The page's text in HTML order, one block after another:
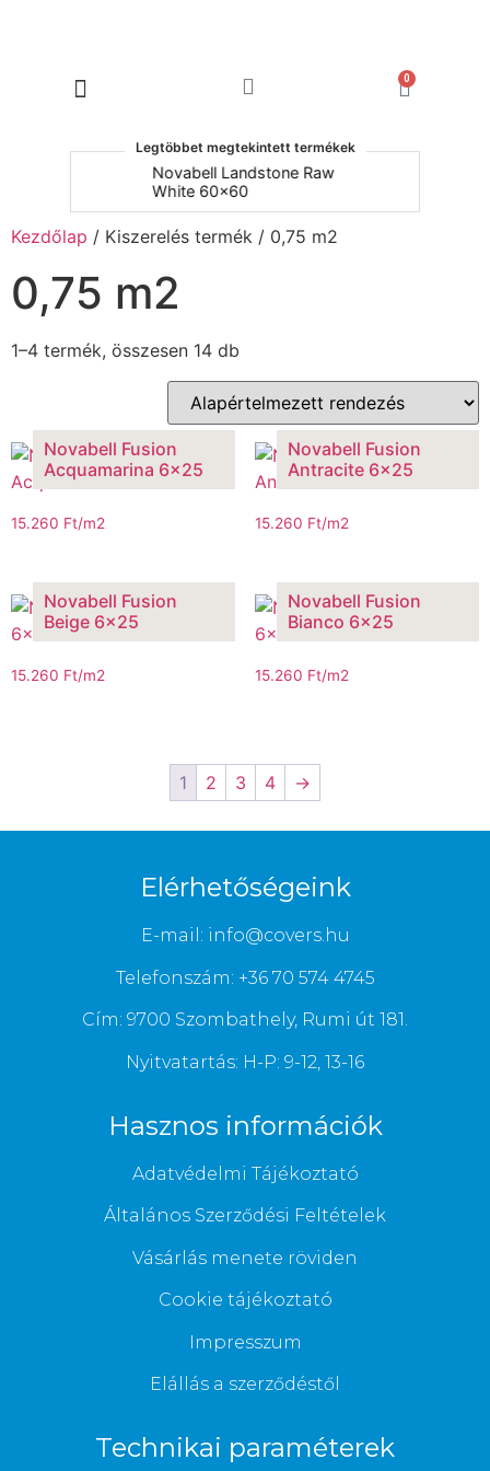
0
Legtöbbet megtekintett termékek
Novabell Landstone Raw
White 60x60
Kezdőlap / Kiszerelés termék / 0,75 m2
0,75 m2
1–4 termék, összesen 14 db
Novabell Fusion
Acquamarina 6×25
15.260 Ft/m2
Novabell Fusion
Antracite 6×25
15.260 Ft/m2
Novabell Fusion
Beige 6×25
15.260 Ft/m2
Novabell Fusion
Bianco 6×25
15.260 Ft/m2
1 2 3 4 →
Elérhetőségeink
E-mail: info@covers.hu
Telefonszám: +36 70 574 4745
Cím: 9700 Szombathely, Rumi út 181.
Nyitvatartás: H-P: 9-12, 13-16
Hasznos információk
Adatvédelmi Tájékoztató
Általános Szerződési Feltételek
Vásárlás menete röviden
Cookie tájékoztató
Impresszum
Elállás a szerződéstől
Technikai paraméterek